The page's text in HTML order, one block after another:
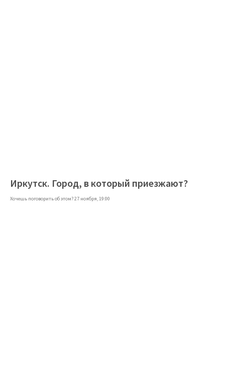
Иркутск. Город, в который приезжают?
Хочешь поговорить об этом? 27 ноября, 19:00